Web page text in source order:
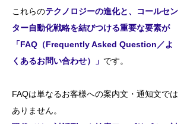
これらのテクノロジーの進化と、コールセン
ター自動化戦略を結びつける重要な要素が
「FAQ（Frequently Asked Question／よ
くあるお問い合わせ）」 です。
FAQは単なるお客様への案内文・通知文では
ありません。